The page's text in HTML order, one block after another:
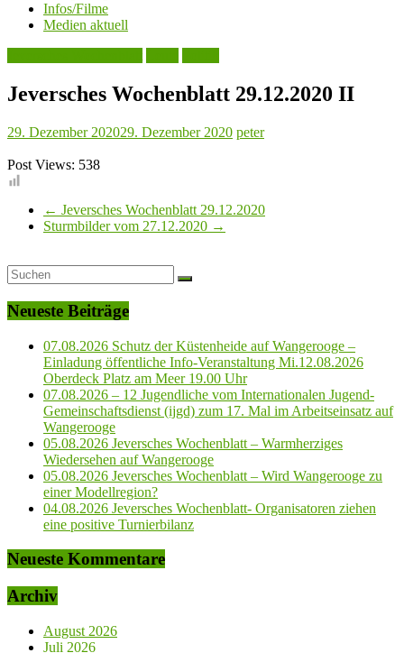
Infos/Filme
Medien aktuell
Jeversches Wochenblatt 29.12.2020 II
29. Dezember 202029. Dezember 2020 peter
Post Views: 538
← Jeversches Wochenblatt 29.12.2020
Sturmbilder vom 27.12.2020 →
Neueste Beiträge
07.08.2026 Schutz der Küstenheide auf Wangerooge –
Einladung öffentliche Info-Veranstaltung Mi.12.08.2026
Oberdeck Platz am Meer 19.00 Uhr
07.08.2026 – 12 Jugendliche vom Internationalen Jugend-
Gemeinschaftsdienst (ijgd) zum 17. Mal im Arbeitseinsatz auf
Wangerooge
05.08.2026 Jeversches Wochenblatt – Warmherziges
Wiedersehen auf Wangerooge
05.08.2026 Jeversches Wochenblatt – Wird Wangerooge zu
einer Modellregion?
04.08.2026 Jeversches Wochenblatt- Organisatoren ziehen
eine positive Turnierbilanz
Neueste Kommentare
Archiv
August 2026
Juli 2026